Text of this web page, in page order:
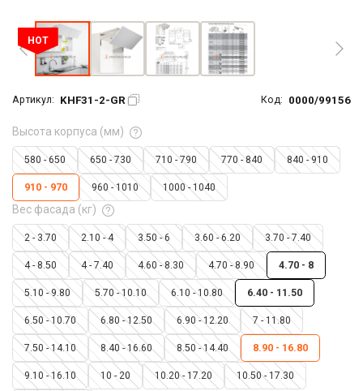
HOT
Артикул: KHF31-2-GR Код: 0000/99156
Высота корпуса (мм)
580 - 650 650 - 730 710 - 790 770 - 840 840 - 910
910 - 970 960 - 1010 1000 - 1040
Вес фасада (кг)
2 - 3.70 2.10 - 4 3.50 - 6 3.60 - 6.20 3.70 - 7.40
4 - 8.50 4 - 7.40 4.60 - 8.30 4.70 - 8.90 4.70 - 8
5.10 - 9.80 5.70 - 10.10 6.10 - 10.80 6.40 - 11.50
6.50 - 10.70 6.80 - 12.50 6.90 - 12.20 7 - 11.80
7.50 - 14.10 8.40 - 16.60 8.50 - 14.40 8.90 - 16.80
9.10 - 16.10 10 - 20 10.20 - 17.20 10.50 - 17.30